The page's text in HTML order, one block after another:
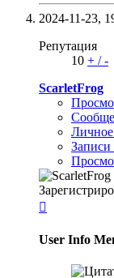
2024-11-23,
Репутация
10 + /-
ScarletFrog
Записи

User Info